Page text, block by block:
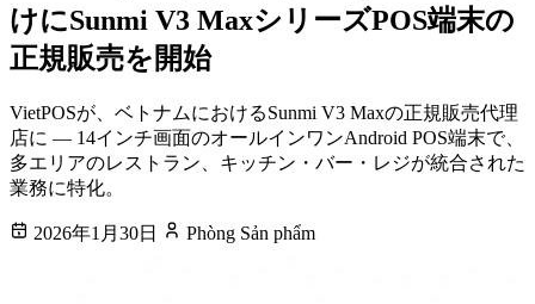
けにSunmi V3 MaxシリーズPOS端末の
正規販売を開始
VietPOSが、ベトナムにおけるSunmi V3 Maxの正規販売代理
店に — 14インチ画面のオールインワンAndroid POS端末で、
多エリアのレストラン、キッチン・バー・レジが統合された
業務に特化。
2026年1月30日 Phòng Sản phẩm